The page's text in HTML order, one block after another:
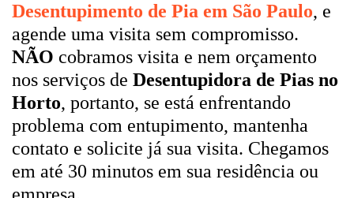
Desentupimento de Pia em São Paulo, e
agende uma visita sem compromisso.
NÃO cobramos visita e nem orçamento
nos serviços de Desentupidora de Pias no
Horto, portanto, se está enfrentando
problema com entupimento, mantenha
contato e solicite já sua visita. Chegamos
em até 30 minutos em sua residência ou